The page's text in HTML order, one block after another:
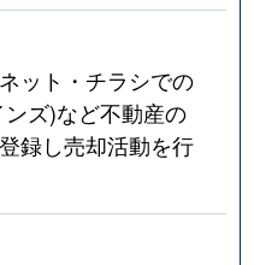
ット・チラシでの
ズ)など不動産の
録し売却活動を行